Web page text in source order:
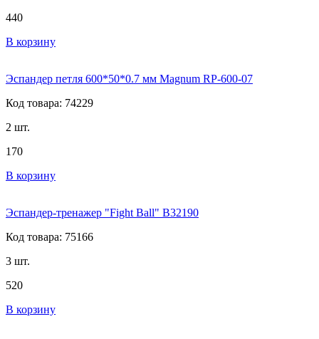
440
В корзину
Эспандер петля 600*50*0.7 мм Magnum RP-600-07
Код товара: 74229
2 шт.
170
В корзину
Эспандер-тренажер "Fight Ball" B32190
Код товара: 75166
3 шт.
520
В корзину